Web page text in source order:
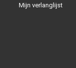
Mijn verlanglijst